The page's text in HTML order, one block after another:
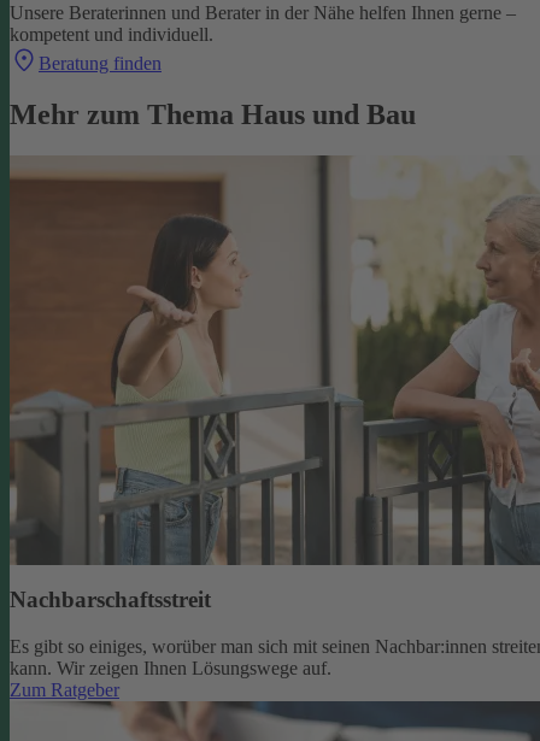
Unsere Beraterinnen und Berater in der Nähe helfen Ihnen gerne –
kompetent und individuell.
Beratung finden
Mehr zum Thema Haus und Bau
Nachbarschaftsstreit
Es gibt so einiges, worüber man sich mit seinen Nachbar:innen
kann. Wir zeigen Ihnen Lösungswege auf.
Zum Ratgeber